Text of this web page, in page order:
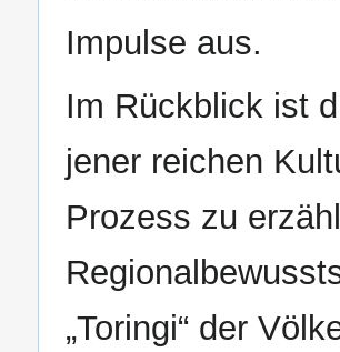
Impulse aus.
Im Rückblick ist
jener reichen
Prozess zu
„Toringi“ der